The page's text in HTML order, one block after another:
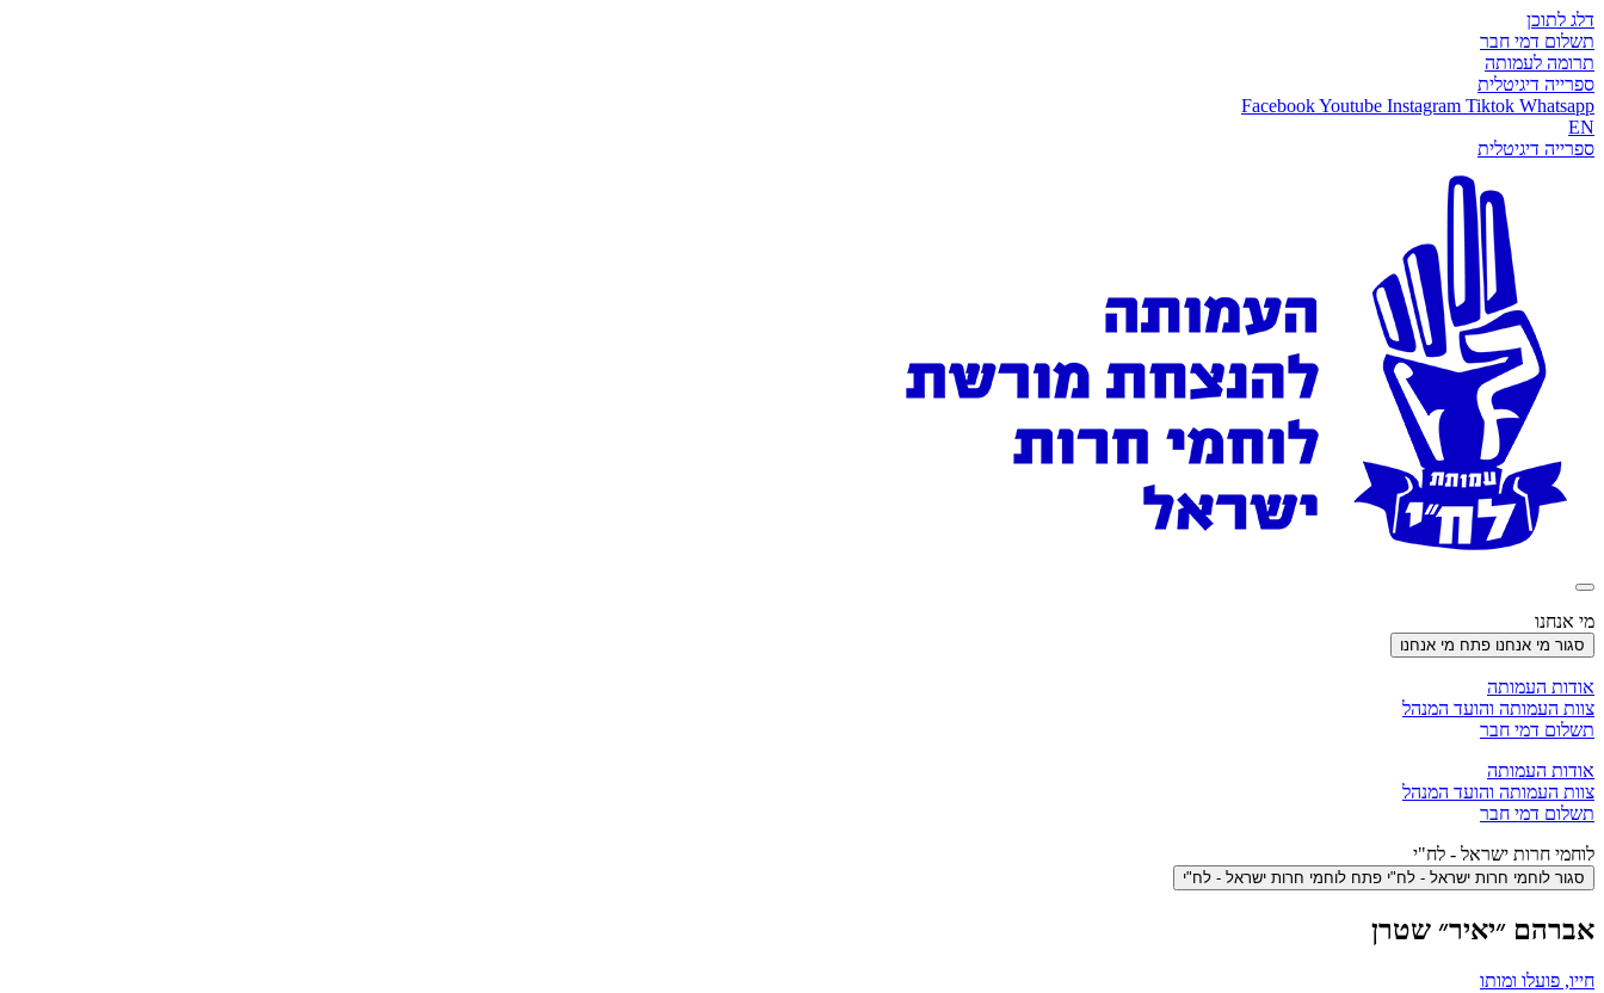
דלג לתוכן
תשלום דמי חבר
תרומה לעמותה
ספרייה דיגיטלית
FacebookYoutube Instagram Tiktok Whatsapp
EN
ספרייה דיגיטלית
מי אנחנו
סגור מי אנחנו פתח מי אנחנו
אודות העמותה
צוות העמותה והועד המנהל
תשלום דמי חבר
אודות העמותה
צוות העמותה והועד המנהל
תשלום דמי חבר
לוחמי חרות ישראל - לח"י
סגור לוחמי חרות ישראל - לח"י פתח לוחמי חרות ישראל - לח"י
אברהם ״יאיר״ שטרן
חייו, פועלו ומותו